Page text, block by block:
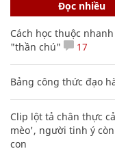
Đọc nhiều
Cách học thuộc
"thần chú"
17
Bảng công thức đạo
Clip lột tả chân thực
mèo', người tinh ý
con